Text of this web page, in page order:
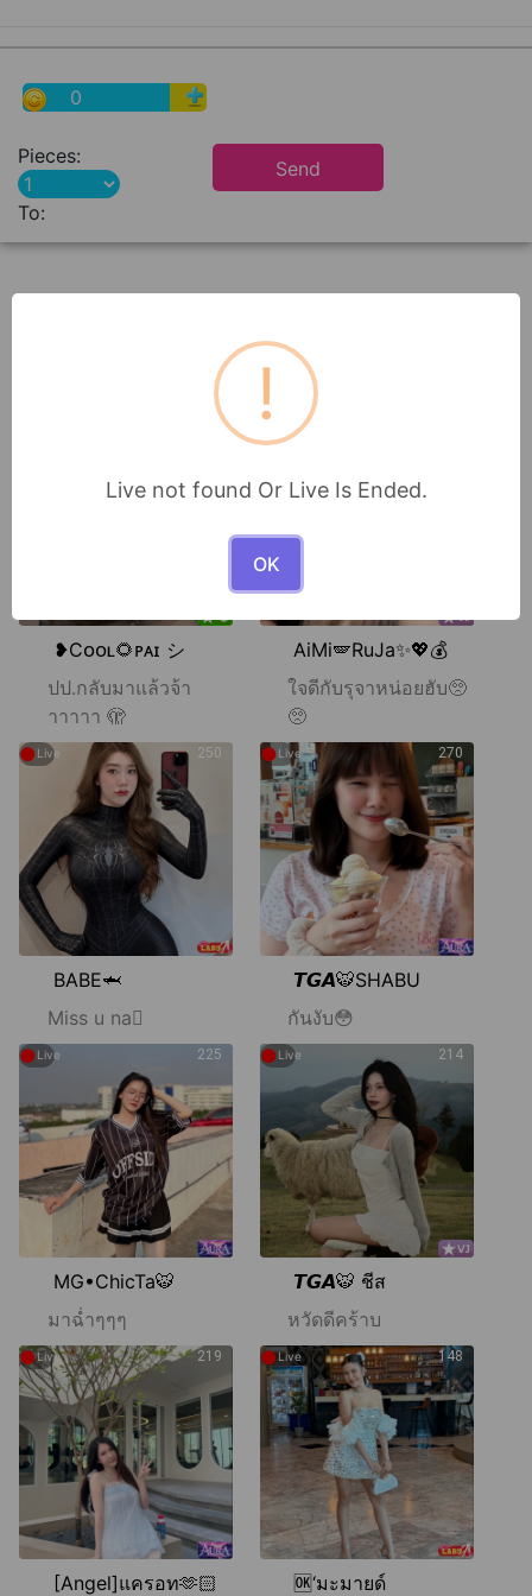
!
Live not found Or Live Is Ended.
OK
0
Pieces:
To:
Send
555
❥Cᴏᴏʟ🌻ᴘᴀɪ シ
ปป.กลับมาแล้วจ้า
าาาาา 🫣
● Live
AiMi🪽RuJa✨💖💰
ใจดีกับรุจาหน่อยฮับ🥺
🥺
250
● Live
BABE🦈
Miss u na🫪
270
● Live
𝙏𝙂𝘼🐯SHABU
กันงับ😳
225
● Live
MG•ChicTa🐯
มาฉ่ำๆๆๆ
214
● Live
𝙏𝙂𝘼🐯 ชีส
หวัดดีคร้าบ
219
●Live
[Angel]แครอท🫶🏻
148
●Live
🆗‘มะมายด์